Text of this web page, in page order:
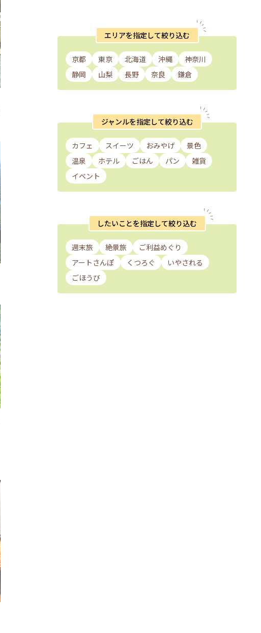
エリアを指定して絞り込む
京都 東京 北海道 沖縄
神奈川
静岡
山梨 長野 奈良 鎌倉
ジャンルを指定して絞り込む
カフェ スイーツ おみやげ
景色
温泉
ホテル ごはん パン
雑貨
イベント
したいことを指定して絞り込む
週末旅 絶景旅
ご利益めぐり
アートさんぽ
くつろぐ
いやされる
ごほうび